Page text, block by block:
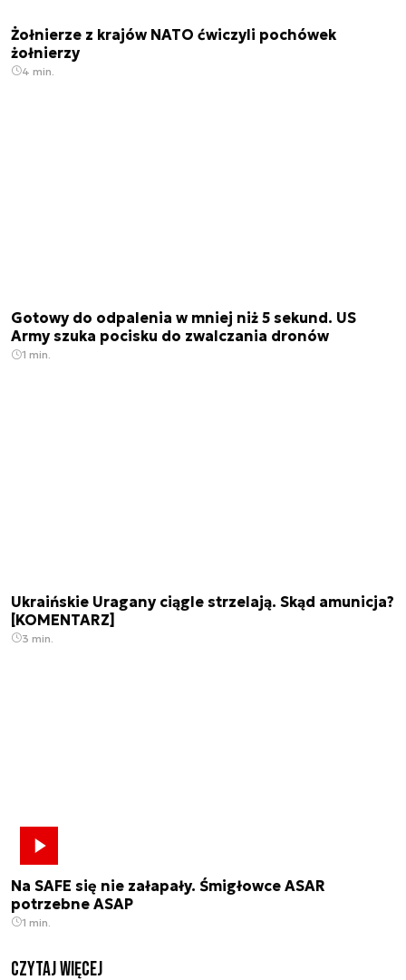
Żołnierze z krajów NATO ćwiczyli pochówek
żołnierzy
4 min.
Gotowy do odpalenia w mniej niż 5 sekund. US
Army szuka pocisku do zwalczania dronów
1 min.
Ukraińskie Uragany ciągle strzelają. Skąd amunicja?
[KOMENTARZ]
3 min.
Na SAFE się nie załapały. Śmigłowce ASAR
potrzebne ASAP
1 min.
czytaj więcej